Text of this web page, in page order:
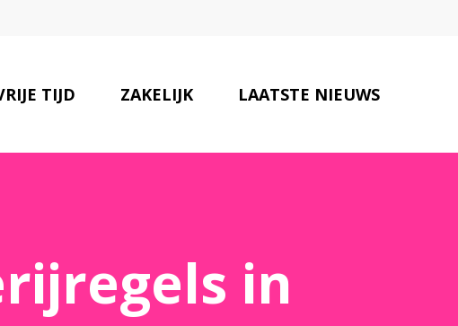
TIJD ZAKELIJK LAATSTE NIEUWS
in